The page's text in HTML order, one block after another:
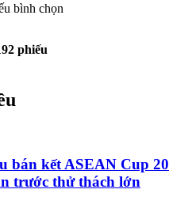
bình chọn
phiếu
bán kết ASEAN Cup
trước thử thách lớn